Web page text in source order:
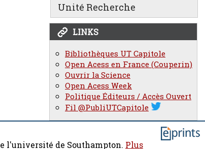
Unité Recherche
LINKS
Bibliothèques UT Capitole
Open Acess en France (Couperin)
Ouvrir la Science
Open Acess Week
Politique Éditeurs / Accès Ouvert
Fil @PubliUTCapitole
l'université de Southampton. Plus